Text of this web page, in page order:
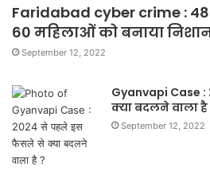
Faridabad cyber crime :
60 महिलाओं को बनाया
September 12, 2022
Gyanvapi
क्या बदलने वाला है
September 12, 2022